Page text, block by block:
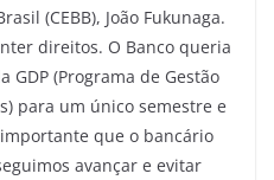
(CEBB), João Fukunaga.
direitos. O Banco queria
(Programa de Gestão
para um único semestre e
que o bancário
avançar e evitar